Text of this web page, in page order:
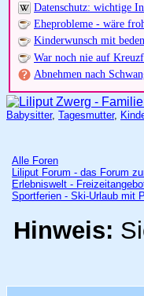
Datenschutz: wichtige
Eheprobleme - wäre
Kinderwunsch mit
War noch nie auf
Abnehmen nach
Babysitter, Tagesmutter,
Alle Foren
Liliput Forum - das Forum
Erlebniswelt -
Sportferien - Ski-Urlaub mit
Hinweis: